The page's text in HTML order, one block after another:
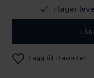
I lager
Lägg till i favoriter